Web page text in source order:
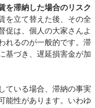
を滞納した場合のリスク
を立て替えた後、その全
促は、個人の大家さんよ
れるのが一般的です。滞
基づき、遅延損害金が加
ている場合、滞納の事実
能性があります。いわゆ